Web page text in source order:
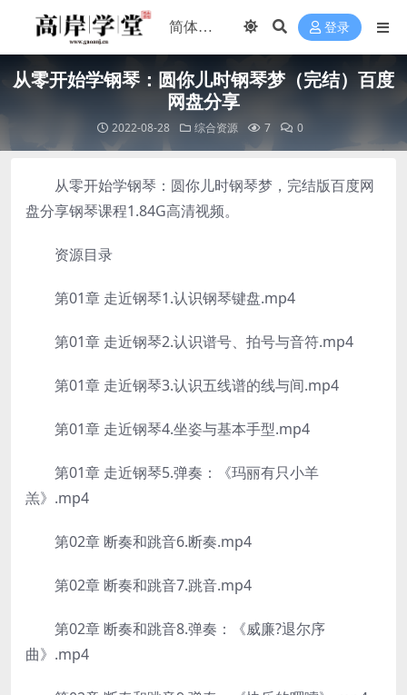
登录
从零开始学钢琴：圆你儿时钢琴梦（完结）百度
网盘分享
2022-08-28 综合资源 7 0
从零开始学钢琴：圆你儿时钢琴梦，完结版百度网
盘分享钢琴课程1.84G高清视频。
资源目录
第01章 走近钢琴1.认识钢琴键盘.mp4
第01章 走近钢琴2.认识谱号、拍号与音符.mp4
第01章 走近钢琴3.认识五线谱的线与间.mp4
第01章 走近钢琴4.坐姿与基本手型.mp4
第01章 走近钢琴5.弹奏：《玛丽有只小羊
羔》.mp4
第02章 断奏和跳音6.断奏.mp4
第02章 断奏和跳音7.跳音.mp4
第02章 断奏和跳音8.弹奏：《威廉?退尔序
曲》.mp4